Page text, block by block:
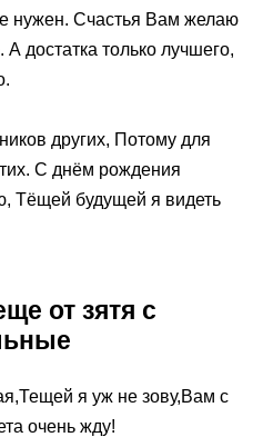
нужен. Счастья Вам желаю
достатка только лучшего,
других, Потому для
С днём рождения
Тёщей будущей я видеть
от зятя с
я уж не зову,Вам с
очень жду!